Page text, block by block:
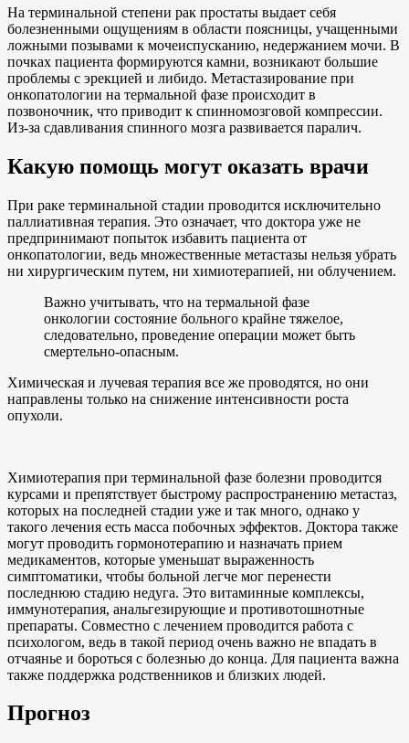
На терминальной степени рак простаты выдает себя
болезненными ощущениям в области поясницы, учащенными
ложными позывами к мочеиспусканию, недержанием мочи. В
почках пациента формируются камни, возникают большие
проблемы с эрекцией и либидо. Метастазирование при
онкопатологии на термальной фазе происходит в
позвоночник, что приводит к спинномозговой компрессии.
Из-за сдавливания спинного мозга развивается паралич.
Какую помощь могут оказать врачи
При раке терминальной стадии проводится исключительно
паллиативная терапия. Это означает, что доктора уже не
предпринимают попыток избавить пациента от
онкопатологии, ведь множественные метастазы нельзя убрать
ни хирургическим путем, ни химиотерапией, ни облучением.
Важно учитывать, что на термальной фазе
онкологии состояние больного крайне тяжелое,
следовательно, проведение операции может быть
смертельно-опасным.
Химическая и лучевая терапия все же проводятся, но они
направлены только на снижение интенсивности роста
опухоли.
Химиотерапия при терминальной фазе болезни проводится
курсами и препятствует быстрому распространению метастаз,
которых на последней стадии уже и так много, однако у
такого лечения есть масса побочных эффектов. Доктора также
могут проводить гормонотерапию и назначать прием
медикаментов, которые уменьшат выраженность
симптоматики, чтобы больной легче мог перенести
последнюю стадию недуга. Это витаминные комплексы,
иммунотерапия, анальгезирующие и противотошнотные
препараты. Совместно с лечением проводится работа с
психологом, ведь в такой период очень важно не впадать в
отчаянье и бороться с болезнью до конца. Для пациента важна
также поддержка родственников и близких людей.
Прогноз